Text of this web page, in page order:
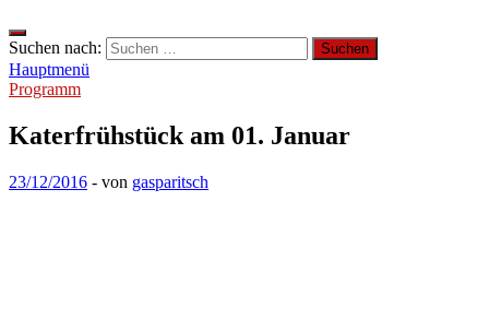
Suchen nach:
Hauptmenü
Programm
Katerfrühstück am 01. Januar
23/12/2016 - von gasparitsch